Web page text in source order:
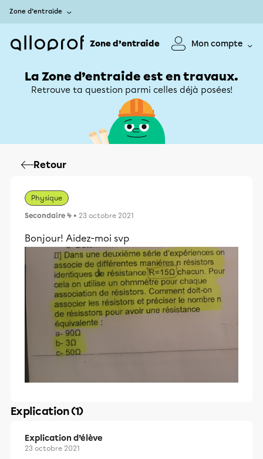
Zone d’entraide
Zone d’entraide Mon compte
La Zone d’entraide est en travaux.
Retrouve ta question parmi celles déjà posées!
Retour
Physique
Secondaire 4 • 23 octobre 2021
Bonjour! Aidez-moi svp
Explication (1)
Explication d’élève
23 octobre 2021